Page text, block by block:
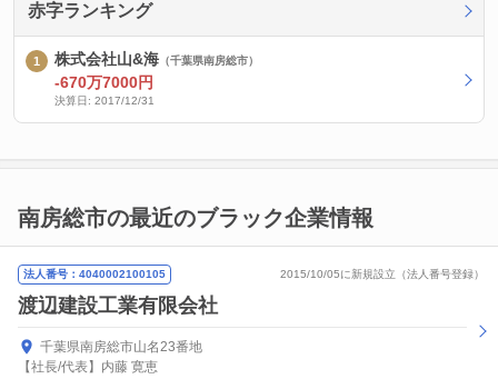
赤字ランキング
株式会社山&海 （千葉県南房総市）
-670万7000円
決算日: 2017/12/31
南房総市の最近のブラック企業情報
法人番号：4040002100105 2015/10/05に新規設立（法人番号登録）
渡辺建設工業有限会社
千葉県南房総市山名23番地
【社長/代表】内藤 寛恵